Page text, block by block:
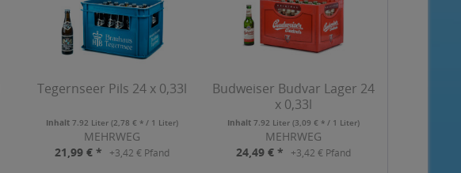
Tegernseer Pils 24 x 0,33l
Inhalt7.92 Liter(2,78 € * / 1 Liter)
MEHRWEG
21,99 € *
+3,42 € Pfand
Budweiser Budvar Lager 24
x 0,33l
Inhalt 7.92 Liter (3,09 € * / 1 Liter)
MEHRWEG
24,49 € *
+3,42 € Pfand